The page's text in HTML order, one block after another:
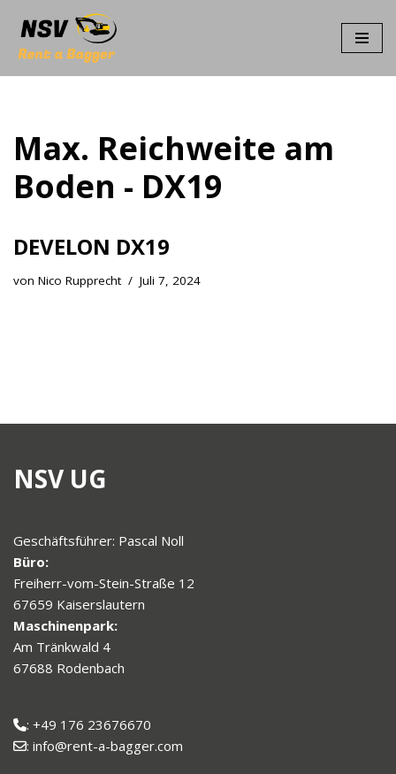
Zum
Max. Reichweite am
Boden - DX19
DEVELON DX19
von Nico Rupprecht Juli 7, 2024
NSV UG
Geschäftsführer: Pascal Noll
Büro:
Freiherr-vom-Stein-Straße 12
67659 Kaiserslautern
Maschinenpark:
Am Tränkwald 4
67688 Rodenbach
: +49 176 23676670
: info@rent-a-bagger.com